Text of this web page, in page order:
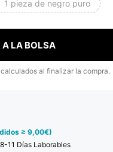
1 pieza de negro puro
A LA BOLSA
calculados al finalizar la compra.
≥ 9,00€)
8-11 Días Laborables